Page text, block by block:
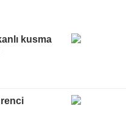
kusma